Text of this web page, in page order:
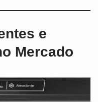
e
Mercado